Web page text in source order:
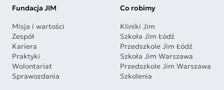
Fundacja JIM
Misja i wartości
Zespół
Kariera
Praktyki
Wolontariat
Sprawozdania
Co robimy
Kliniki Jim
Szkoła Jim Łódź
Przedszkole Jim Łódź
Szkoła Jim Warszawa
Przedszkole Jim Warszawa
Szkolenia